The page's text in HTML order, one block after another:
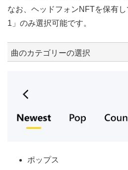
なお、ヘッドフォンNFTを保有
1」のみ選択可能です。
曲のカテゴリーの選択
ポップス